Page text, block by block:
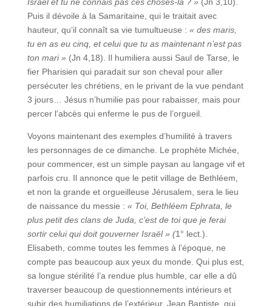
Puis il dévoile à la Samaritaine, qui le traitait avec
hauteur, qu’il connaît sa vie tumultueuse : « des maris,
tu en as eu cinq, et celui que tu as maintenant n’est pas
ton mari » (Jn 4,18). Il humiliera aussi Saul de Tarse, le
fier Pharisien qui paradait sur son cheval pour aller
persécuter les chrétiens, en le privant de la vue pendant
3 jours… Jésus n’humilie pas pour rabaisser, mais pour
percer l’abcès qui enferme le pus de l’orgueil.
Voyons maintenant des exemples d’humilité à travers
les personnages de ce dimanche. Le prophète Michée,
pour commencer, est un simple paysan au langage vif et
parfois cru. Il annonce que le petit village de Bethléem,
et non la grande et orgueilleuse Jérusalem, sera le lieu
de naissance du messie : « Toi, Bethléem Ephrata, le
plus petit des clans de Juda, c’est de toi que je ferai
sortir celui qui doit gouverner Israël » (1° lect.).
Elisabeth, comme toutes les femmes à l’époque, ne
compte pas beaucoup aux yeux du monde. Qui plus est,
sa longue stérilité l’a rendue plus humble, car elle a dû
traverser beaucoup de questionnements intérieurs et
subir des humiliations de l’extérieur. Jean Baptiste, qui